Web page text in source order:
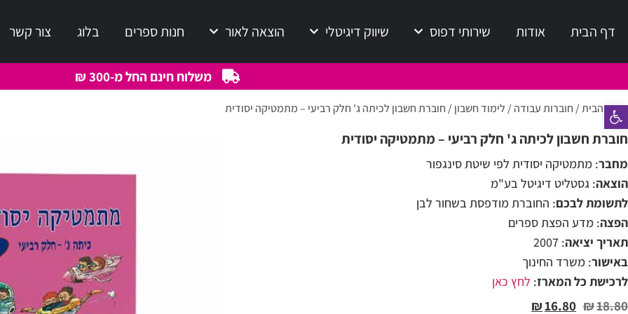
פתח סרגל נגישות
דף הבית אודות שירותי דפוס שיווק דיגיטלי הוצאה לאור חנות ספרים בלוג צור קשר
משלוח חינם החל מ-300 ₪
עמוד הבית/ חוברות עבודה / לימוד חשבון / חוברת חשבון לכיתה ג' חלק רביעי – מתמטיקה יסודית
חוברת חשבון לכיתה ג' חלק רביעי – מתמטיקה יסודית
מחבר: מתמטיקה יסודית לפי שיטת סינגפור
הוצאה: גסטליט דיגיטל בע"מ
לתשומת לבכם: החוברת מודפסת בשחור לבן
הפצה: מדע הפצת ספרים
תאריך יציאה: 2007
באישור: משרד החינוך
לרכישת כל המארז: לחץ כאן
₪18.80
₪16.80